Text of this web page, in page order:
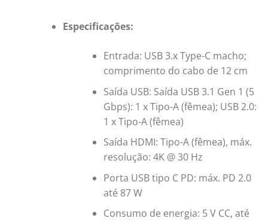
Especificações:
Entrada: USB 3.x Type-C macho;
comprimento do cabo de 12 cm
Saída USB: Saída USB 3.1 Gen 1 (5
Gbps): 1 x Tipo-A (fêmea); USB 2.0:
1 x Tipo-A (fêmea)
Saída HDMI: Tipo-A (fêmea), máx.
resolução: 4K @ 30 Hz
Porta USB tipo C PD: máx. PD 2.0
até 87 W
Consumo de energia: 5 V CC, até